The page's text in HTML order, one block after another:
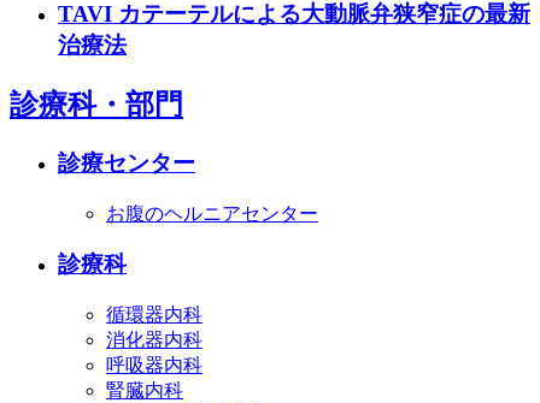
TAVI カテーテルによる大動脈弁狭窄症の最新
治療法
診療科・部門
診療センター
お腹のヘルニアセンター
診療科
循環器内科
消化器内科
呼吸器内科
腎臓内科